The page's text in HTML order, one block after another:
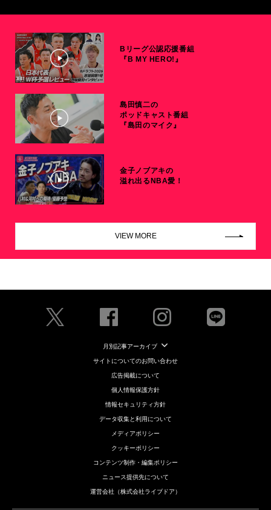
Bリーグ公認応援番組
『B MY HERO!』
島田慎二の
ポッドキャスト番組
『島田のマイク』
金子ノブアキの
溢れ出るNBA愛！
VIEW MORE
月別記事アーカイブ
サイトについてのお問い合わせ
広告掲載について
個人情報保護方針
情報セキュリティ方針
データ収集と利用について
メディアポリシー
クッキーポリシー
コンテンツ制作・編集ポリシー
ニュース提供先について
運営会社（株式会社ライブドア）